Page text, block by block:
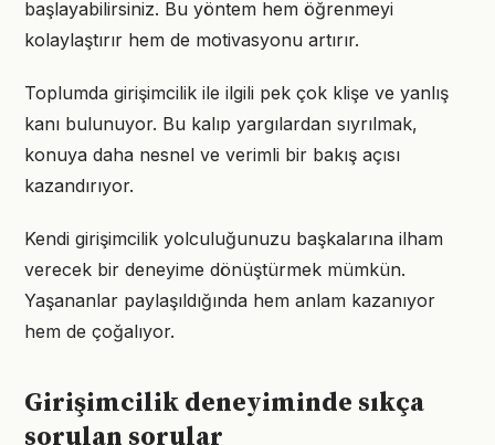
başlayabilirsiniz. Bu yöntem hem öğrenmeyi
kolaylaştırır hem de motivasyonu artırır.
Toplumda girişimcilik ile ilgili pek çok klişe ve yanlış
kanı bulunuyor. Bu kalıp yargılardan sıyrılmak,
konuya daha nesnel ve verimli bir bakış açısı
kazandırıyor.
Kendi girişimcilik yolculuğunuzu başkalarına ilham
verecek bir deneyime dönüştürmek mümkün.
Yaşananlar paylaşıldığında hem anlam kazanıyor
hem de çoğalıyor.
Girişimcilik deneyiminde sıkça
sorulan sorular